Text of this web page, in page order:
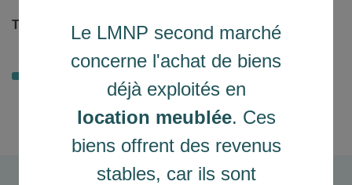
Le LMNP second marché
concerne l'achat de biens
déjà exploités en
location meublée. Ces
biens offrent des revenus
stables, car ils sont
Taux d'assurance (%)